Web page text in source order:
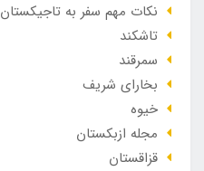
نکات مهم سفر به تاجیکستان
تاشکند
سمرقند
بخارای شریف
خیوه
مجله ازبکستان
قزاقستان